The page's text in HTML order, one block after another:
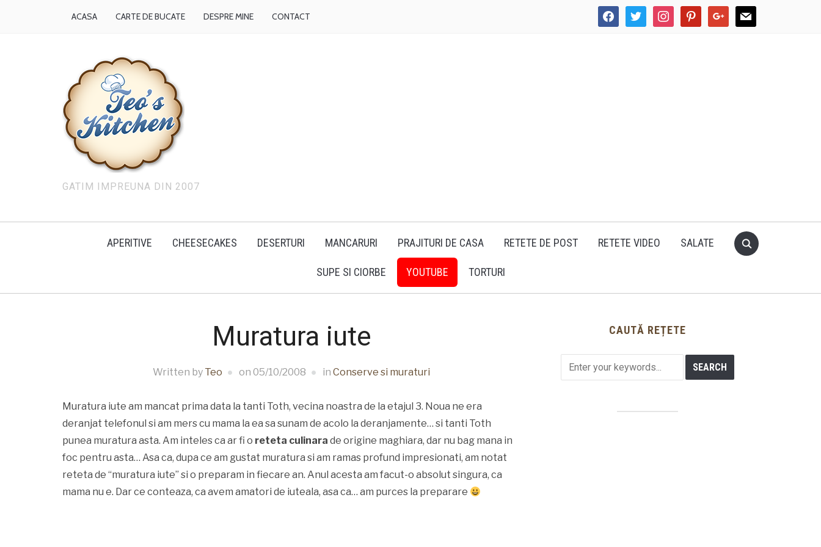
facebooktwitter instagrampinterestgoogle mail
ACASA CARTE DE BUCATE DESPRE MINE CONTACT
GATIM IMPREUNA DIN 2007
APERITIVE CHEESECAKES DESERTURI MANCARURI PRAJITURI DE CASA RETETE DE POST RETETE VIDEO SALATE
SUPE SI CIORBE YOUTUBE TORTURI
Muratura iute
Written by Teo on 05/10/2008 in Conserve si muraturi
Muratura iute am mancat prima data la tanti Toth, vecina noastra de la etajul 3. Noua ne era
deranjat telefonul si am mers cu mama la ea sa sunam de acolo la deranjamente… si tanti Toth
punea muratura asta. Am inteles ca ar fi o reteta culinara de origine maghiara, dar nu bag mana in
foc pentru asta… Asa ca, dupa ce am gustat muratura si am ramas profund impresionati, am notat
reteta de “muratura iute” si o preparam in fiecare an. Anul acesta am facut-o absolut singura, ca
mama nu e. Dar ce conteaza, ca avem amatori de iuteala, asa ca… am purces la preparare
CAUTĂ REȚETE